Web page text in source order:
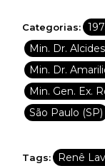
Categorias:
Min. Dr.
Min. Dr.
Min. Gen. Ex.
São Paulo (SP)
Tags: Renê